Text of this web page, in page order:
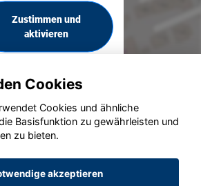
Zustimmen und
aktivieren
GmbH 2020 - 2026
Cookies
Cookies und ähnliche
Basisfunktion zu gewährleisten und
zu bieten.
akzeptieren